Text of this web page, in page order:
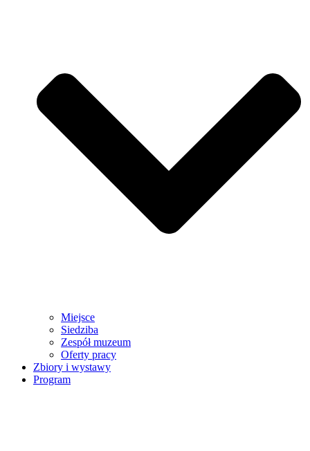
Miejsce
Siedziba
Zespół muzeum
Oferty pracy
Zbiory i wystawy
Program